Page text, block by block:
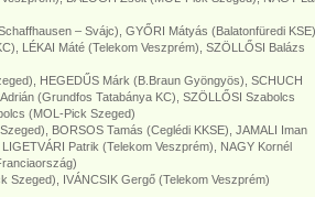
– Svájc), GYŐRI Mátyás (Balatonfüredi KSE),
LÉKAI Máté (Telekom Veszprém), SZÖLLŐSI Balázs
HEGEDŰS Márk (B.Braun Gyöngyös), SCHUCH
(Grundfos Tatabánya KC), SZÖLLŐSI Szabolcs
(MOL-Pick Szeged)
BORSOS Tamás (Ceglédi KKSE), JAMALI Iman
Patrik (Telekom Veszprém), NAGY Kornél
Szeged), IVÁNCSIK Gergő (Telekom Veszprém)